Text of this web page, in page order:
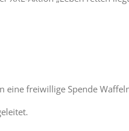
eine freiwillige Spende